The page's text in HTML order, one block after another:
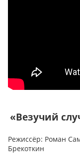
«Везучий
Режиссёр: Роман
Брекоткин